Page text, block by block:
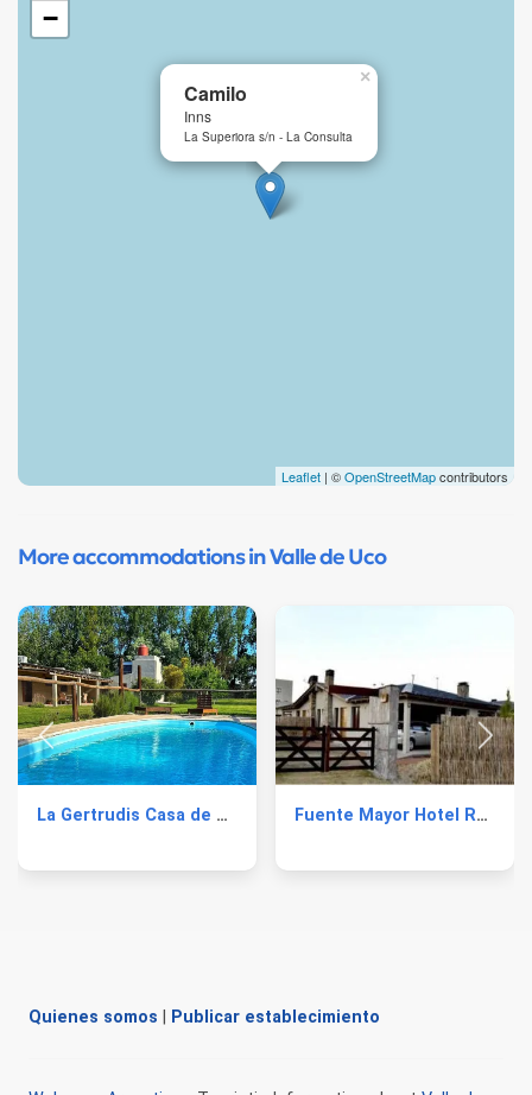
Camilo
Inns
La Superiora s/n - La Consulta
×
−
Leaflet | ©OpenStreetMapcontributors
More accommodations in Valle de Uco
La Gertrudis Casa de Campo Fuente Mayor Hotel Resort & Casino
Quienes somos Publicar establecimiento